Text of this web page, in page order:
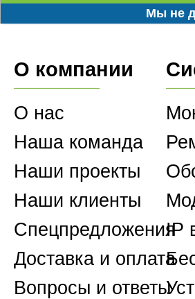
Мы не
О компании
О нас
Наша команда
Наши проекты
Наши клиенты
Спецпредложения
Доставка и оплата
Вопросы и ответы
IP